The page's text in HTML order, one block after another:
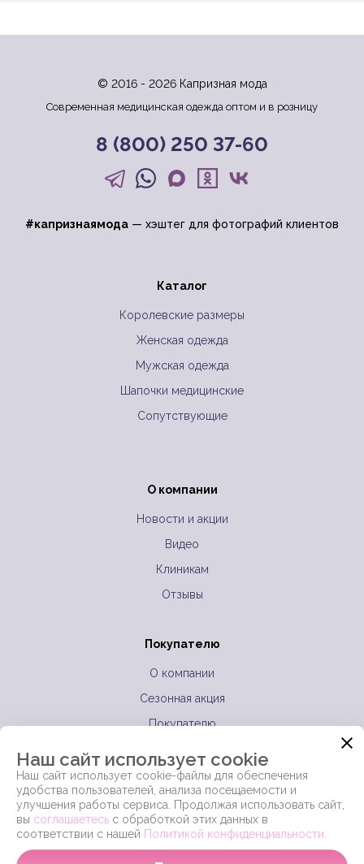
© 2016 - 2026 Капризная мода
Современная медицинская одежда оптом и в розницу
8 (800) 250 37-60
#капризнаямода — хэштег для фотографий клиентов
Каталог
Королевские размеры
Женская одежда
Мужская одежда
Шапочки медицинские
Сопутствующие
О компании
Новости и акции
Видео
Клиникам
Отзывы
Покупателю
О компании
Сезонная акция
Покупателю
Контакты
Полезная информация
Согласия на обработку персональных данных
конфиденциальности и публичная оферта
Согласие на
получение рекламных и информационных сообщений
Наш сайт использует cookie
Наш сайт использует cookie-файлы для обеспечения
удобства пользователей, анализа посещаемости и
улучшения работы сервиса. Продолжая использовать сайт,
вы соглашаетесь с обработкой этих данных в
соответствии с нашей Политикой конфиденциальности.